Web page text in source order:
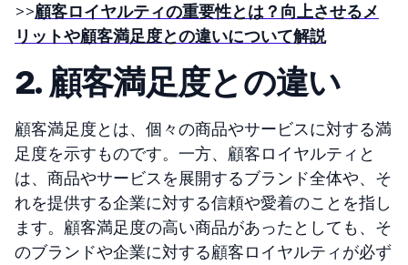
>>顧客ロイヤルティの重要性とは？向上させるメ
リットや顧客満足度との違いについて解説
2. 顧客満足度との違い
顧客満足度とは、個々の商品やサービスに対する満
足度を示すものです。一方、顧客ロイヤルティと
は、商品やサービスを展開するブランド全体や、そ
れを提供する企業に対する信頼や愛着のことを指し
ます。顧客満足度の高い商品があったとしても、そ
のブランドや企業に対する顧客ロイヤルティが必ず